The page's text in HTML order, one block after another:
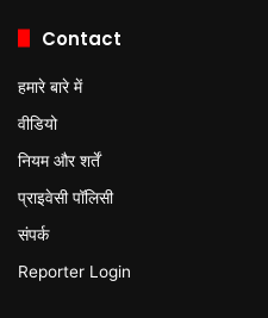
Contact
हमारे बारे में
वीडियो
नियम और शर्तें
प्राइवेसी पॉलिसी
संपर्क
Reporter Login